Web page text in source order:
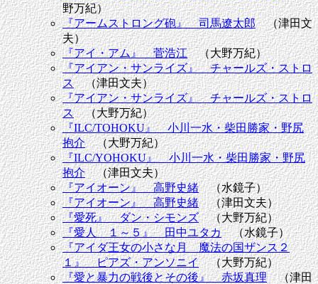
野万紀）
『アームストロング砲』 司馬遼太郎（津田文
夫）
『アイ・アム』 菅浩江（大野万紀）
『アイアン・サンライズ』 チャールズ・ストロ
ス（津田文夫）
『アイアン・サンライズ』 チャールズ・ストロ
ス（大野万紀）
『ILC/TOHOKU』 小川一水・柴田勝家・野尻
抱介（大野万紀）
『ILC/YOHOKU』 小川一水・柴田勝家・野尻
抱介（津田文夫）
『アイオーン』 高野史緒（水鏡子）
『アイオーン』 高野史緒（津田文夫）
『愛死』 ダン・シモンズ（大野万紀）
『愛人 １～５』 田中ユタカ（水鏡子）
『アイダ王女の小さな月 魔法の国ザンス２
１』 ピアズ・アンソニイ（大野万紀）
『愛と暴力の戦後とその後』 赤坂真理（津田